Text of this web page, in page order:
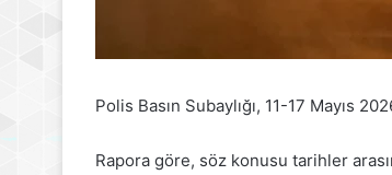
Polis Basın Subaylığı, 11-17 Mayıs
Rapora göre, söz konusu tarihler